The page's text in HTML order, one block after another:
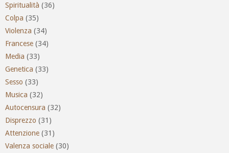
Spiritualità (36)
Colpa (35)
Violenza (34)
Francese (34)
Media (33)
Genetica (33)
Sesso (33)
Musica (32)
Autocensura (32)
Disprezzo (31)
Attenzione (31)
Valenza sociale (30)